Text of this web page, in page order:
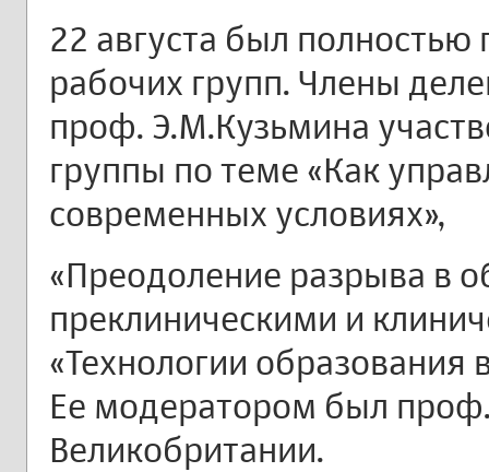
22 августа был
рабочих групп. Члены
проф. Э.М.Кузьмина
группы по теме «Как
современных условиях»,
«Преодоление разрыва в
преклиническими и
«Технологии
Ее модератором был
Великобритании.